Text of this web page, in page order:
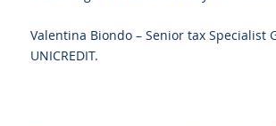
Valentina Biondo – Senior tax Specialist
UNICREDIT.